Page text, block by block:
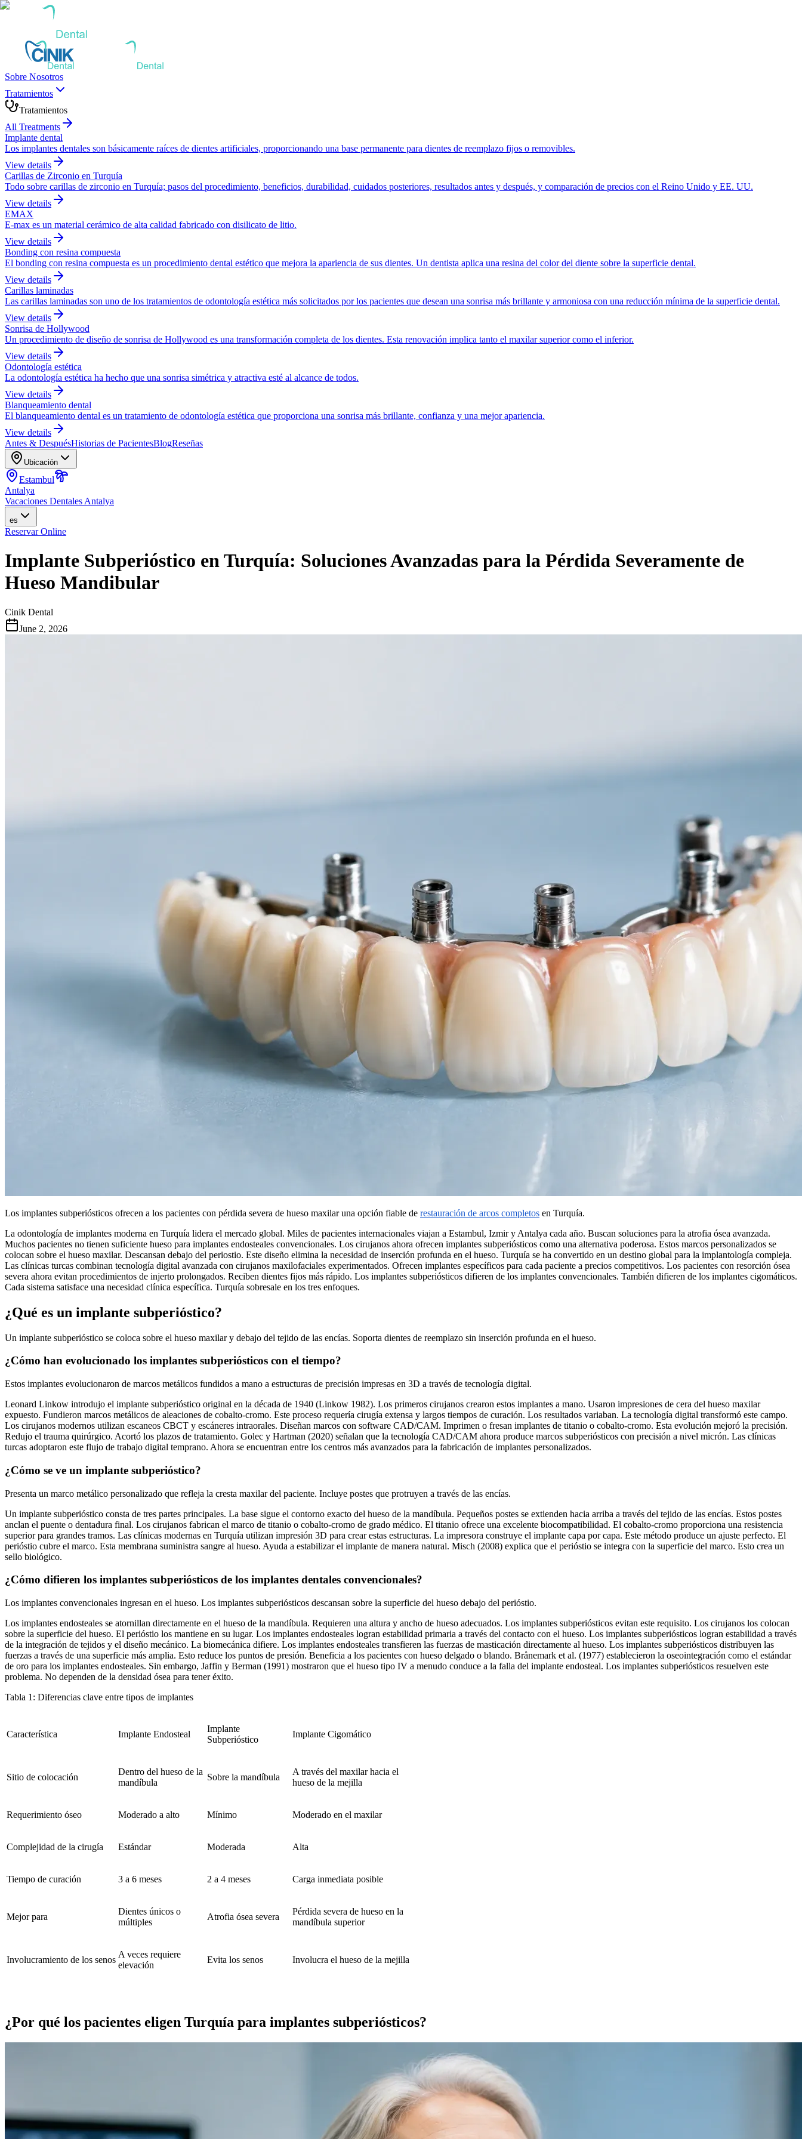
Sobre Nosotros
Tratamientos
Tratamientos
All Treatments
Implante dental
Los implantes dentales son básicamente raíces de dientes artificiales, proporcionando una base permanente para dientes de reemplazo fijos o removibles.
View details
Carillas de Zirconio en Turquía
Todo sobre carillas de zirconio en Turquía; pasos del procedimiento, beneficios, durabilidad, cuidados posteriores, resultados antes y después, y comparación de precios con el Reino Unido y EE. UU.
View details
EMAX
E-max es un material cerámico de alta calidad fabricado con disilicato de litio.
View details
Bonding con resina compuesta
El bonding con resina compuesta es un procedimiento dental estético que mejora la apariencia de sus dientes. Un dentista aplica una resina del color del diente sobre la superficie dental.
View details
Carillas laminadas
Las carillas laminadas son uno de los tratamientos de odontología estética más solicitados por los pacientes que desean una sonrisa más brillante y armoniosa con una reducción mínima de la superficie dental.
View details
Sonrisa de Hollywood
Un procedimiento de diseño de sonrisa de Hollywood es una transformación completa de los dientes. Esta renovación implica tanto el maxilar superior como el inferior.
View details
Odontología estética
La odontología estética ha hecho que una sonrisa simétrica y atractiva esté al alcance de todos.
View details
Blanqueamiento dental
El blanqueamiento dental es un tratamiento de odontología estética que proporciona una sonrisa más brillante, confianza y una mejor apariencia.
View details
Antes & DespuésHistorias de PacientesBlogReseñas
Ubicación
Estambul
Antalya
Vacaciones Dentales Antalya
es
Reservar Online
Implante Subperióstico en Turquía: Soluciones Avanzadas para la Pérdida Severamente de
Hueso Mandibular
Cinik Dental
June 2, 2026
Los implantes subperiósticos ofrecen a los pacientes con pérdida severa de hueso maxilar una opción fiable de restauración de arcos completos en Turquía.
La odontología de implantes moderna en Turquía lidera el mercado global. Miles de pacientes internacionales viajan a Estambul, Izmir y Antalya cada año. Buscan soluciones para la atrofia ósea avanzada.
Muchos pacientes no tienen suficiente hueso para implantes endosteales convencionales. Los cirujanos ahora ofrecen implantes subperiósticos como una alternativa poderosa. Estos marcos personalizados se
colocan sobre el hueso maxilar. Descansan debajo del periostio. Este diseño elimina la necesidad de inserción profunda en el hueso. Turquía se ha convertido en un destino global para la implantología compleja.
Las clínicas turcas combinan tecnología digital avanzada con cirujanos maxilofaciales experimentados. Ofrecen implantes específicos para cada paciente a precios competitivos. Los pacientes con resorción ósea
severa ahora evitan procedimientos de injerto prolongados. Reciben dientes fijos más rápido. Los implantes subperiósticos difieren de los implantes convencionales. También difieren de los implantes cigomáticos.
Cada sistema satisface una necesidad clínica específica. Turquía sobresale en los tres enfoques.
¿Qué es un implante subperióstico?
Un implante subperióstico se coloca sobre el hueso maxilar y debajo del tejido de las encías. Soporta dientes de reemplazo sin inserción profunda en el hueso.
¿Cómo han evolucionado los implantes subperiósticos con el tiempo?
Estos implantes evolucionaron de marcos metálicos fundidos a mano a estructuras de precisión impresas en 3D a través de tecnología digital.
Leonard Linkow introdujo el implante subperióstico original en la década de 1940 (Linkow 1982). Los primeros cirujanos crearon estos implantes a mano. Usaron impresiones de cera del hueso maxilar
expuesto. Fundieron marcos metálicos de aleaciones de cobalto-cromo. Este proceso requería cirugía extensa y largos tiempos de curación. Los resultados variaban. La tecnología digital transformó este campo.
Los cirujanos modernos utilizan escaneos CBCT y escáneres intraorales. Diseñan marcos con software CAD/CAM. Imprimen o fresan implantes de titanio o cobalto-cromo. Esta evolución mejoró la precisión.
Redujo el trauma quirúrgico. Acortó los plazos de tratamiento. Golec y Hartman (2020) señalan que la tecnología CAD/CAM ahora produce marcos subperiósticos con precisión a nivel micrón. Las clínicas
turcas adoptaron este flujo de trabajo digital temprano. Ahora se encuentran entre los centros más avanzados para la fabricación de implantes personalizados.
¿Cómo se ve un implante subperióstico?
Presenta un marco metálico personalizado que refleja la cresta maxilar del paciente. Incluye postes que protruyen a través de las encías.
Un implante subperióstico consta de tres partes principales. La base sigue el contorno exacto del hueso de la mandíbula. Pequeños postes se extienden hacia arriba a través del tejido de las encías. Estos postes
anclan el puente o dentadura final. Los cirujanos fabrican el marco de titanio o cobalto-cromo de grado médico. El titanio ofrece una excelente biocompatibilidad. El cobalto-cromo proporciona una resistencia
superior para grandes tramos. Las clínicas modernas en Turquía utilizan impresión 3D para crear estas estructuras. La impresora construye el implante capa por capa. Este método produce un ajuste perfecto. El
perióstio cubre el marco. Esta membrana suministra sangre al hueso. Ayuda a estabilizar el implante de manera natural. Misch (2008) explica que el perióstio se integra con la superficie del marco. Esto crea un
sello biológico.
¿Cómo difieren los implantes subperiósticos de los implantes dentales convencionales?
Los implantes convencionales ingresan en el hueso. Los implantes subperiósticos descansan sobre la superficie del hueso debajo del perióstio.
Los implantes endosteales se atornillan directamente en el hueso de la mandíbula. Requieren una altura y ancho de hueso adecuados. Los implantes subperiósticos evitan este requisito. Los cirujanos los colocan
sobre la superficie del hueso. El perióstio los mantiene en su lugar. Los implantes endosteales logran estabilidad primaria a través del contacto con el hueso. Los implantes subperiósticos logran estabilidad a través
de la integración de tejidos y el diseño mecánico. La biomecánica difiere. Los implantes endosteales transfieren las fuerzas de masticación directamente al hueso. Los implantes subperiósticos distribuyen las
fuerzas a través de una superficie más amplia. Esto reduce los puntos de presión. Beneficia a los pacientes con hueso delgado o blando. Brånemark et al. (1977) establecieron la oseointegración como el estándar
de oro para los implantes endosteales. Sin embargo, Jaffin y Berman (1991) mostraron que el hueso tipo IV a menudo conduce a la falla del implante endosteal. Los implantes subperiósticos resuelven este
problema. No dependen de la densidad ósea para tener éxito.
Tabla 1: Diferencias clave entre tipos de implantes
Característica Implante Endosteal
Implante
Subperióstico
Implante Cigomático
Sitio de colocación
Dentro del hueso de la
mandíbula
Sobre la mandíbula
A través del maxilar hacia el
hueso de la mejilla
Requerimiento óseo Moderado a alto Mínimo Moderado en el maxilar
Complejidad de la cirugía Estándar Moderada Alta
Tiempo de curación 3 a 6 meses 2 a 4 meses Carga inmediata posible
Mejor para
Dientes únicos o
múltiples
Atrofia ósea severa
Pérdida severa de hueso en la
mandíbula superior
Involucramiento de los senos
A veces requiere
elevación
Evita los senos Involucra el hueso de la mejilla
¿Por qué los pacientes eligen Turquía para implantes subperiósticos?